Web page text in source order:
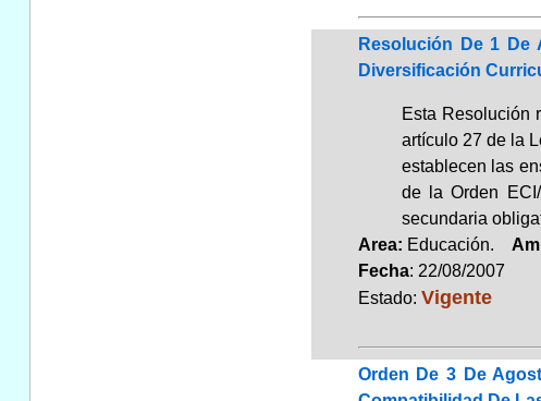
Resolución De 1 De
Diversificación
Esta Resolución
artículo 27 de la
establecen las
de la Orden
secundaria
Area: Educación.
Fecha: 22/08/2007
Estado: Vigente
Orden De 3 De